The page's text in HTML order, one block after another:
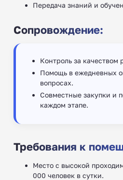
Передача знаний и
Сопровождение:
Контроль за качеством
Помощь в ежедневных
вопросах.
Совместные закупки и
каждом этапе.
Требования к
Место с высокой
000 человек в сутки.